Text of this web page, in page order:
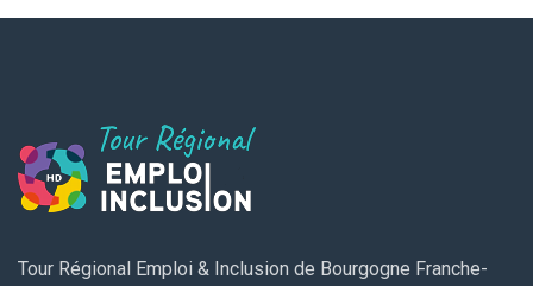
Tour Régional Emploi & Inclusion de Bourgogne Franche-